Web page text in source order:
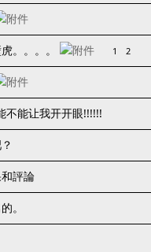
。。。。 1 2
不能让我开开眼!!!!!!
評論
。